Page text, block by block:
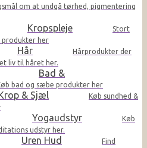
om at undgå tørhed, pigmentering
Kropspleje
Stort
produkter her
Hår
Hårprodukter der
liv til håret her.
Bad &
bad og sæbe produkter her
& Sjæl
Køb sundhed &
Yogaudstyr
Køb
udstyr her.
Uren Hud
Find